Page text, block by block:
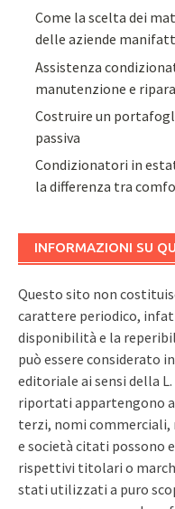
Come la scelta dei
delle aziende
Assistenza
manutenzione e
Costruire un
passiva
Condizionatori in
la differenza tra
INFORMAZIONI SU
Questo sito non
carattere periodico,
disponibilità e la
può essere considerato
editoriale ai sensi della
riportati appartengono
terzi, nomi
e società citati possono
rispettivi titolari o
stati utilizzati a puro